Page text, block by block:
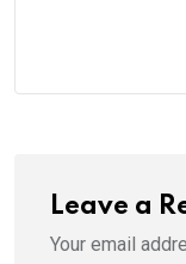
Leave a
Your email